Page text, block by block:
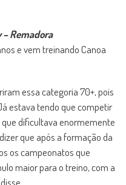
– Remadora
e vem treinando Canoa
essa categoria 70+, pois
estava tendo que competir
dificultava enormemente
que após a formação da
os campeonatos que
maior para o treino, com a